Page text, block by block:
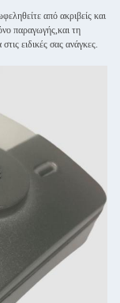
από ακριβείς και
παραγωγής,και τη
ειδικές σας ανάγκες.